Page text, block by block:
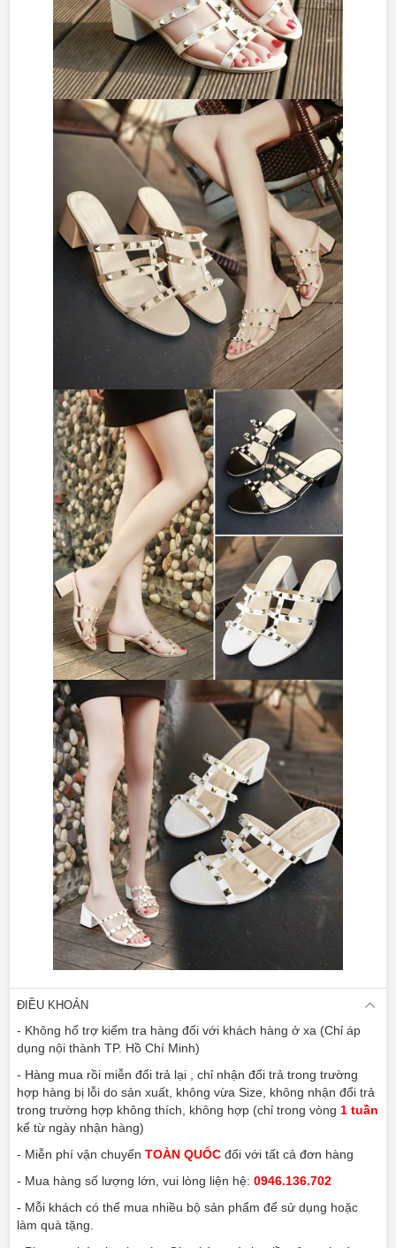
ĐIỀU KHOẢN
- Không hổ trợ kiểm tra hàng đối với khách hàng ở xa (Chỉ áp
dụng nội thành TP. Hồ Chí Minh)
- Hàng mua rồi miễn đổi trả lại , chỉ nhận đổi trả trong trường
hợp hàng bị lỗi do sản xuất, không vừa Size, không nhận đổi trả
trong trường hợp không thích, không hợp (chỉ trong vòng 1 tuần
kể từ ngày nhận hàng)
- Miễn phí vận chuyển TOÀN QUỐC đối với tất cả đơn hàng
- Mua hàng số lượng lớn, vui lòng liện hệ: 0946.136.702
- Mỗi khách có thể mua nhiều bộ sản phẩm để sử dụng hoặc
làm quà tặng.